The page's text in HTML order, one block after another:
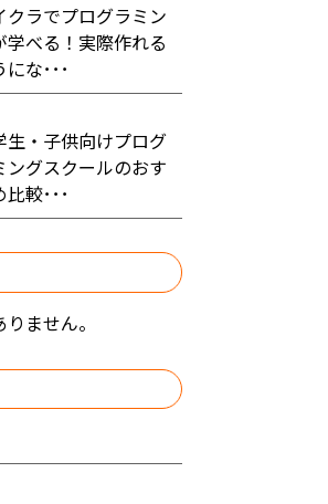
クラでプログラミン
学べる！実際作れる
にな･･･
生・子供向けプログ
ングスクールのおす
比較･･･
ません。